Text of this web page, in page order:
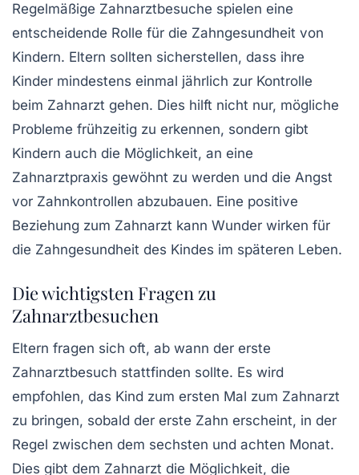
Regelmäßige Zahnarztbesuche spielen eine
entscheidende Rolle für die Zahngesundheit von
Kindern. Eltern sollten sicherstellen, dass ihre
Kinder mindestens einmal jährlich zur Kontrolle
beim Zahnarzt gehen. Dies hilft nicht nur, mögliche
Probleme frühzeitig zu erkennen, sondern gibt
Kindern auch die Möglichkeit, an eine
Zahnarztpraxis gewöhnt zu werden und die Angst
vor Zahnkontrollen abzubauen. Eine positive
Beziehung zum Zahnarzt kann Wunder wirken für
die Zahngesundheit des Kindes im späteren Leben.
Die wichtigsten Fragen zu
Zahnarztbesuchen
Eltern fragen sich oft, ab wann der erste
Zahnarztbesuch stattfinden sollte. Es wird
empfohlen, das Kind zum ersten Mal zum Zahnarzt
zu bringen, sobald der erste Zahn erscheint, in der
Regel zwischen dem sechsten und achten Monat.
Dies gibt dem Zahnarzt die Möglichkeit, die